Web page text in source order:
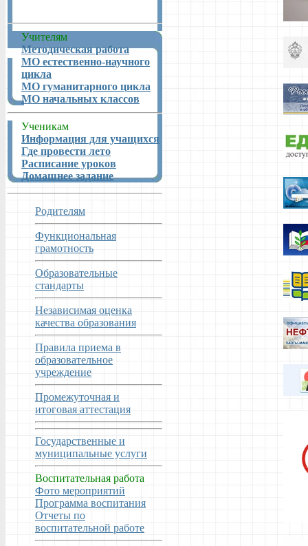
Учителям
Методическая работа
МО естественно-научного
цикла
МО гуманитарного цикла
МО начальных классов
Ученикам
Информация для учащихся
Где провести лето
Расписание уроков
Домашнее задание
Родителям
Функциональная
грамотность
Образовательные
стандарты
Независимая оценка
качества образования
Правила приема в
образовательное
учреждение
Промежуточная и
итоговая аттестация
Государственные и
муниципальные услуги
Воспитательная работа
Фото мероприятий
Программа воспитания
Отчеты по
воспитательной работе